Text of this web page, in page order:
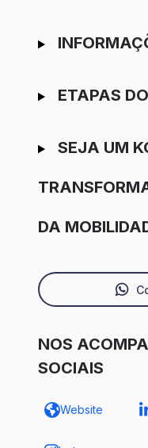
ETAPAS
SEJA UM
DA
NOS
SOCIAIS
Website